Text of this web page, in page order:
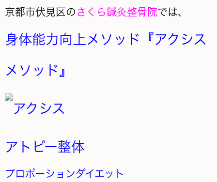
京都市伏見区の さくら鍼灸整骨院では、
身体能力向上メソッド『アクシス
メソッド』
アトピー整体
プロポーションダイエット